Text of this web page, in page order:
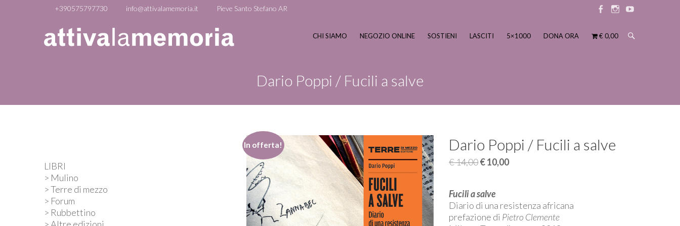
+390575797730 info@attivalamemoria.it Pieve Santo Stefano AR
ElementoElemento
CHI SIAMO NEGOZIO ONLINE SOSTIENI LASCITI 5×1000 DONA ORA € 0,00
Dario Poppi / Fucili a salve
In offerta! Dario Poppi / Fucili a salve
€14,00Il
era:
€ 14,00.
€10,00Il
€ 10,00.
Fucili a salve
Diario di una resistenza africana
prefazione di Pietro Clemente
LIBRI
> Mulino
> Terre di mezzo
> Forum
> Rubbettino